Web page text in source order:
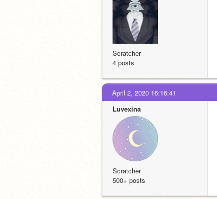
Scratcher
4 posts
April 2, 2020 16:16:41
Luvexina
Scratcher
500+ posts